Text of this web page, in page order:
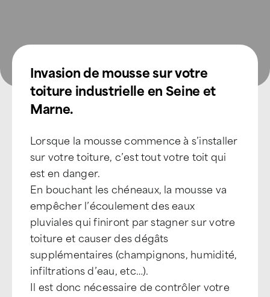
Invasion de mousse sur votre
toiture industrielle en Seine et
Marne.
Lorsque la mousse commence à s’installer
sur votre toiture, c’est tout votre toit qui
est en danger.
En bouchant les chéneaux, la mousse va
empêcher l’écoulement des eaux
pluviales qui finiront par stagner sur votre
toiture et causer des dégâts
supplémentaires (champignons, humidité,
infiltrations d’eau, etc…).
Il est donc nécessaire de contrôler votre